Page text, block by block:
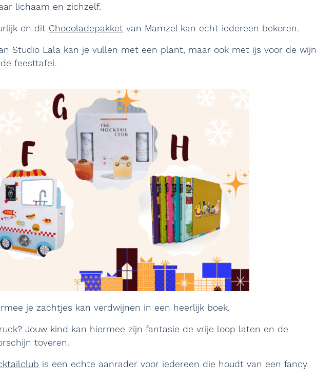
lichaam en zichzelf.
en dit Chocoladepakket van Mamzel kan echt iedereen bekoren.
Studio Lala kan je vullen met een plant, maar ook met ijs voor de wijn
feesttafel.
je zachtjes kan verdwijnen in een heerlijk boek.
? Jouw kind kan hiermee zijn fantasie de vrije loop laten en de
toveren.
is een echte aanrader voor iedereen die houdt van een fancy